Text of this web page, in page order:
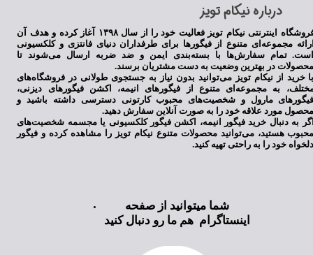
​درباره نیکام تویز
فروشگاه اینترنتی نیکام تویز فعالیت خود را از سال ۱۳۹۸ آغاز کرده و هدف آن
مجموعه‌ای متنوع از فیگورها برای طرفداران دنیای فانتزی و کلکسیونی
تمام سفارش‌ها با بسته‌بندی ایمن و ضد ضربه ارسال می‌شوند تا
در بهترین وضعیت به دست مشتریان برسند.
خرید از نیکام تویز می‌توانید بدون نیاز به جستجوی طولانی در فروشگاه‌های
به مجموعه‌ای متنوع از فیگورهای انیمه، اکشن فیگورهای دیزنی،
مارول و شخصیت‌های محبوب کارتونی دسترسی داشته باشید و
مورد علاقه خود را به صورت آنلاین سفارش دهید.
به دنبال خرید فیگور انیمه، اکشن فیگور کلکسیونی یا مجسمه شخصیت‌های
هستید، می‌توانید محصولات متنوع نیکام تویز را مشاهده کرده و فیگور
خود را به راحتی تهیه کنید.
شما میتوانید از صفحه
اینستاگرام هم ما رو دنبال کنید